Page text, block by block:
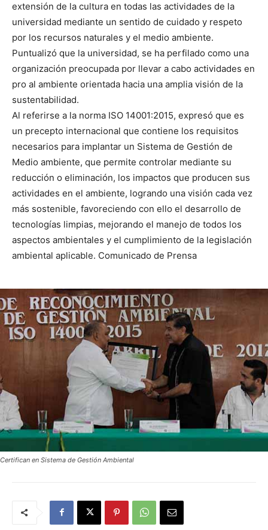
extensión de la cultura en todas las actividades de la
universidad mediante un sentido de cuidado y respeto
por los recursos naturales y el medio ambiente.
Puntualizó que la universidad, se ha perfilado como una
organización preocupada por llevar a cabo actividades en
pro al ambiente orientada hacia una amplia visión de la
sustentabilidad.
Al referirse a la norma ISO 14001:2015, expresó que es
un precepto internacional que contiene los requisitos
necesarios para implantar un Sistema de Gestión de
Medio ambiente, que permite controlar mediante su
reducción o eliminación, los impactos que producen sus
actividades en el ambiente, logrando una visión cada vez
más sostenible, favoreciendo con ello el desarrollo de
tecnologías limpias, mejorando el manejo de todos los
aspectos ambientales y el cumplimiento de la legislación
ambiental aplicable. Comunicado de Prensa
Certifican en Sistema de Gestión Ambiental